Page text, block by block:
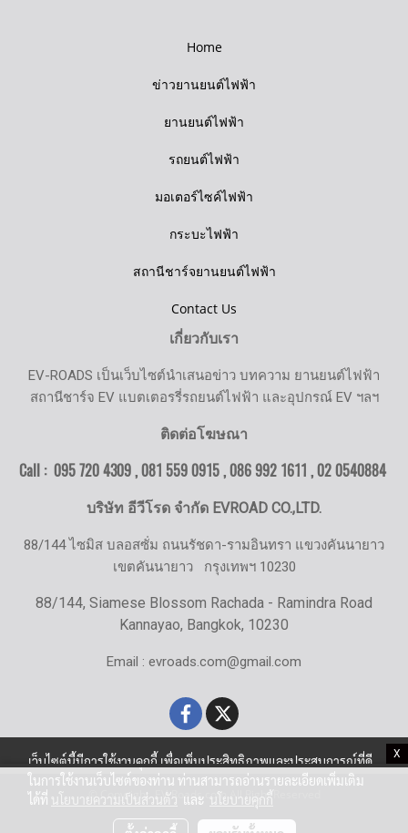
X
Home
ข่าวยานยนต์ไฟฟ้า
ยานยนต์ไฟฟ้า
รถยนต์ไฟฟ้า
มอเตอร์ไซค์ไฟฟ้า
กระบะไฟฟ้า
สถานีชาร์จยานยนต์ไฟฟ้า
Contact Us
เกี่ยวกับเรา
EV-ROADS เป็นเว็บไซต์นำเสนอข่าว บทความ ยานยนต์ไฟฟ้า
สถานีชาร์จ EV แบตเตอรรี่รถยนต์ไฟฟ้า และอุปกรณ์ EV ฯลฯ
ติดต่อโฆษณา
Call : 095 720 4309 , 081 559 0915 , 086 992 1611 ,02 0540884
บริษัท อีวีโรด จำกัด EVROAD CO.,LTD.
88/144 ไซมิส บลอสซั่ม ถนนรัชดา-รามอินทรา แขวงคันนายาว
เขตคันนายาว กรุงเทพฯ 10230
88/144, Siamese Blossom Rachada - Ramindra Road
Kannayao, Bangkok, 10230
Email : evroads.com@gmail.com
© Copyright EV-Roads.com All Right Reserved
เว็บไซต์นี้มีการใช้งานคุกกี้ เพื่อเพิ่มประสิทธิภาพและประสบการณ์ที่ดี
ในการใช้งานเว็บไซต์ของท่าน ท่านสามารถอ่านรายละเอียดเพิ่มเติม
ได้ที่ นโยบายความเป็นส่วนตัว และ นโยบายคุกกี้